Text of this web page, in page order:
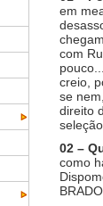
em
com
creio,
se
direito
02 –
como